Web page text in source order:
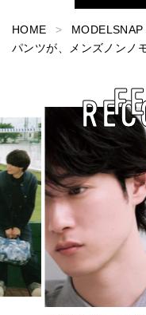
HOME MODELSNAP
パンツが、メンズノンノ